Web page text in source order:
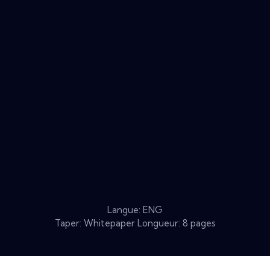
Langue: ENG
Taper: Whitepaper Longueur: 8 pages